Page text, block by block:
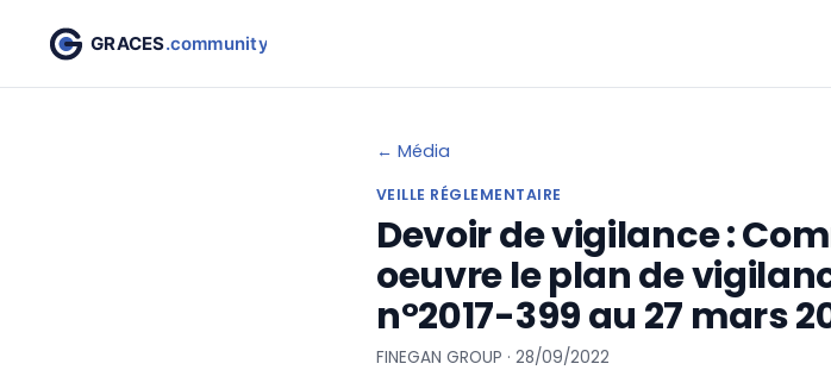
← Média
VEILLE RÉGLEMENTAIRE
Devoir de vigilance :
oeuvre le plan de
n°2017-399 au 27 mars
FINEGAN GROUP · 28/09/2022